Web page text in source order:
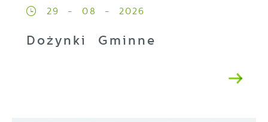
29 - 08 - 2026
Dożynki Gminne